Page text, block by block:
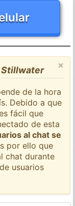
×
Stillwater
de la hora
Debido a que
fácil que
de esta
al chat se
por ello que
chat durante
usuarios